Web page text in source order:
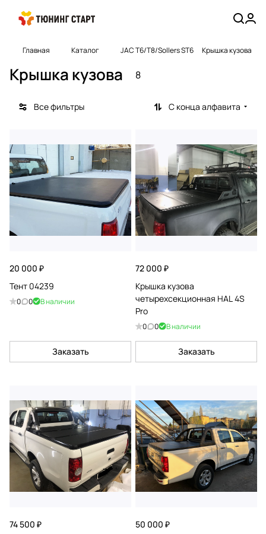
Главная Каталог JAC T6/T8/Sollers ST6 Крышка кузова
Крышка кузова 8
Все фильтры С конца алфавита
20 000 ₽
Тент 04239
0 0 В наличии
Заказать
72 000 ₽
Крышка кузова
четырехсекционная HAL 4S
Pro
0 0 В наличии
Заказать
74 500 ₽
50 000 ₽